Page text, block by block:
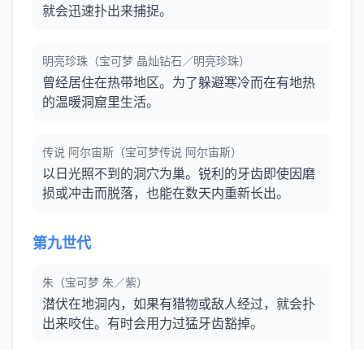
就会迅速扑出来捕捉。
明亮珍珠（宝可梦 晶灿钻石／明亮珍珠）
曾经居住在热带地区。为了躲避寒冷而在有地热
的温暖洞窟里生活。
传说 阿尔宙斯（宝可梦传说 阿尔宙斯）
以日光照不到的洞穴为巢。锐利的牙齿即使因磨
损或冲击而脱落，也能在数天内重新长出。
第九世代
朱（宝可梦 朱／紫）
潜伏在地洞内，如果有猎物或敌人经过，就会扑
出来咬住。有时会用力过猛牙齿豁掉。